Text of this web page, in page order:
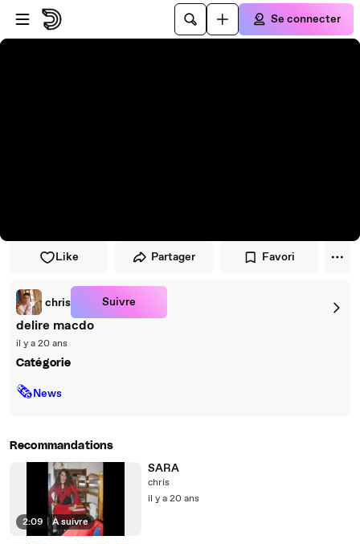
Passer au player
Passer au contenu principal
Se connecter
Like Partager Favori
chris Suivre
delire macdo
il y a 20 ans
Catégorie
🗞News
Recommandations
2:09 À suivre
SARA
chris
il y a 20 ans